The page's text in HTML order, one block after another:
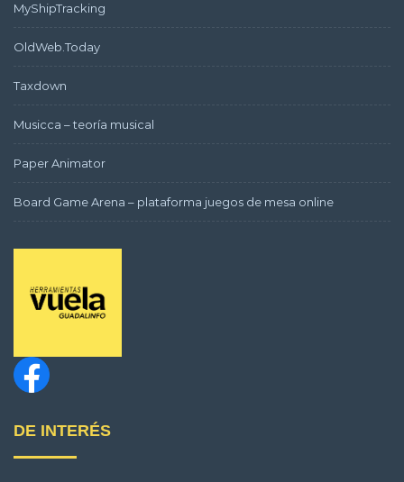
MyShipTracking
OldWeb.Today
Taxdown
Musicca – teoría musical
Paper Animator
Board Game Arena – plataforma juegos de mesa online
DE INTERÉS